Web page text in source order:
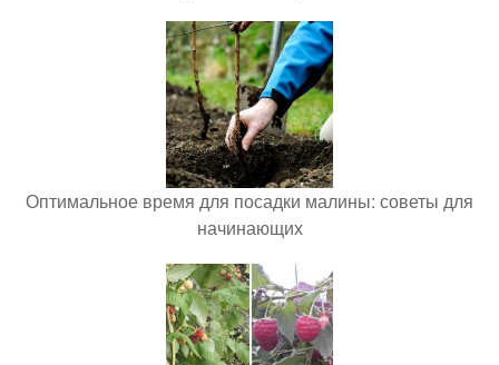
Оптимальное время для посадки малины: советы для
начинающих